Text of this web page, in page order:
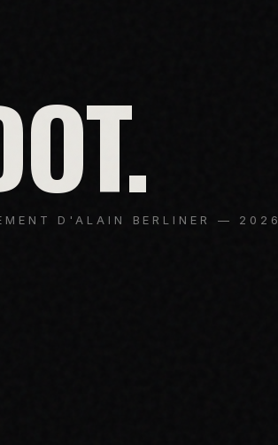
D'ALAIN BERLINER — 2026